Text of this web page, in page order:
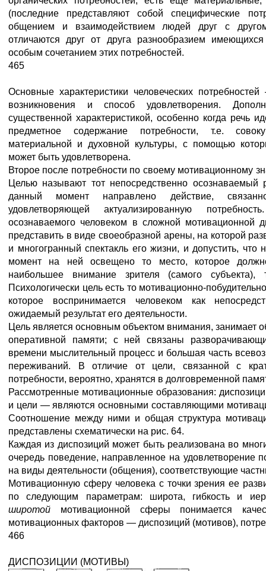
(последние представляют собой специфические
общением и взаимодействием людей друг с
отличаются друг от друга разнообразием
особым сочетанием этих потребностей.
465
Основные характеристики человеческих
возникновения и способ удовлетворения.
существенной характеристикой, особенно когда речь
предметное содержание потребности, т.е.
материальной и духовной культуры, с помощью
может быть удовлетворена.
Второе после потребности по своему мотивационному
Целью называют тот непосредственно осознаваемый
данный момент направлено действие,
удовлетворяющей актуализированную
осознаваемого человеком в сложной мотивационной
представить в виде своеобразной арены, на которой
и многогранный спектакль его жизни, и допустить,
момент на ней освещено то место, которое
наибольшее внимание зрителя (самого
Психологически цель есть то мотивационно-
которое воспринимается человеком как
ожидаемый результат его деятельности.
Цель является основным объектом внимания, занимает
оперативной памяти; с ней связаны
времени мыслительный процесс и большая часть
переживаний. В отличие от цели, связанной с
потребности, вероятно, хранятся в долговременной
Рассмотренные мотивационные образования:
и цели — являются основными составляющими
Соотношение между ними и общая структура
представлены схематически на рис. 64.
Каждая из диспозиций может быть реализована во
очередь поведение, направленное на удовлетворение
на виды деятельности (общения), соответствующие
Мотивационную сферу человека с точки зрения ее
по следующим параметрам: широта, гибкость и
широтой мотивационной сферы понимается
мотивационных факторов — диспозиций (мотивов),
466
ДИСПОЗИЦИИ (МОТИВЫ)